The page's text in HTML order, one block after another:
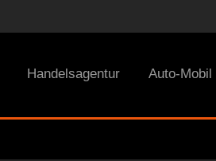
Handelsagentur Auto-Mobil